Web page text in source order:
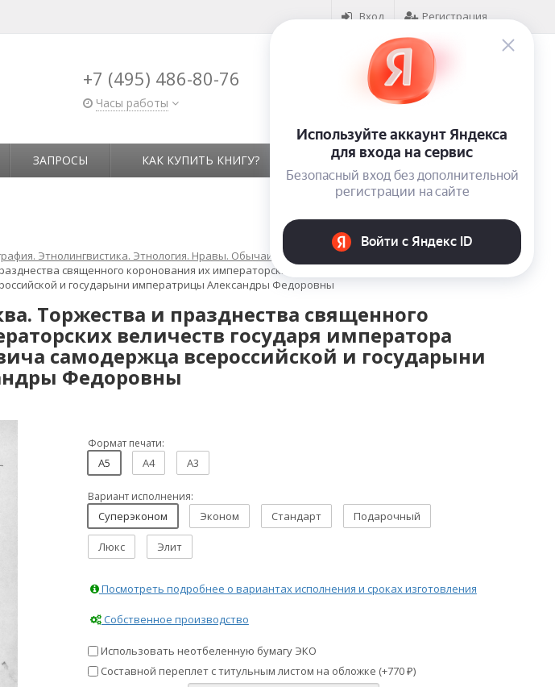
Вход Регистрация
+7 (495) 486-80-76
Часы работы
Корзина ( 0)
на сумму0₽
ЗАПРОСЫ КАК КУПИТЬ КНИГУ? КОНТАКТЫ ОТЗЫВЫ
Этнолингвистика. Этнология. Нравы. Обычаи. Жизнь народа. Фольклор
священного коронования их императорских величеств государя императора
и государыни императрицы Александры Федоровны
Торжества и празднества священного
величеств государя императора
самодержца всероссийской и государыни
Федоровны
Формат печати:
A5 A4 A3
Вариант исполнения:
Суперэконом Эконом Стандарт Подарочный
Люкс Элит
Посмотреть подробнее о вариантах исполнения и сроках изготовления
Собственное производство
Использовать неотбеленную бумагу ЭКО
Составной переплет с титульным листом на обложке (+770 ₽)